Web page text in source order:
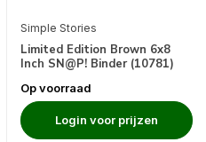
Simple Stories
Limited Edition Brown 6x8
Inch SN@P! Binder (10781)
Op voorraad
Login voor prijzen